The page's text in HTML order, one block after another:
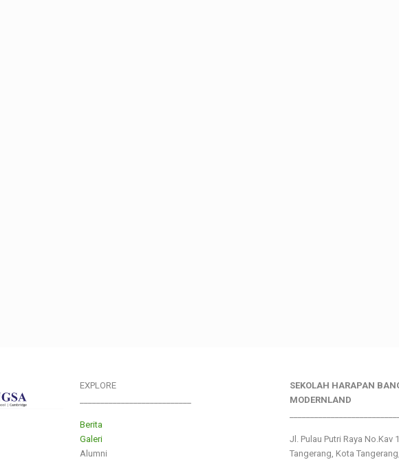
EXPLORE
Berita
Galeri
Alumni
SEKOLAH HARAPAN
MODERNLAND
Jl. Pulau Putri Raya No.Kav
Tangerang, Kota